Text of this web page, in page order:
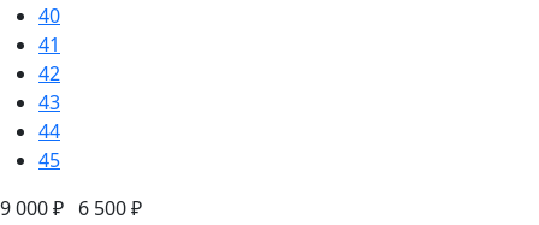
40
41
42
43
44
45
9 000 ₽ 6 500 ₽